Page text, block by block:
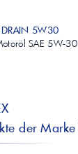
DRAIN 5W30
SAE 5W-30
der Marke